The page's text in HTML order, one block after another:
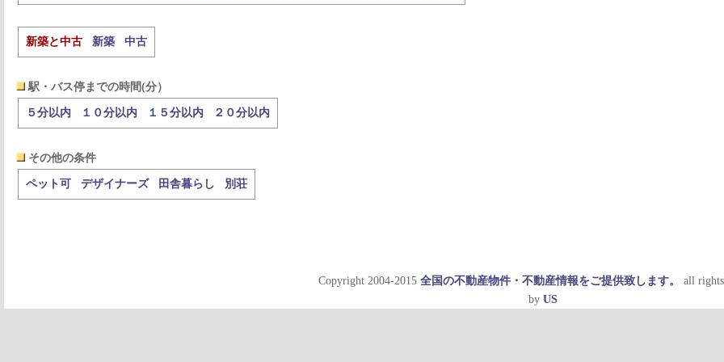
新築と中古 新築 中古
駅・バス停までの時間(分）
５分以内 １０分以内 １５分以内 ２０分以内
その他の条件
ペット可 デザイナーズ 田舎暮らし 別荘
Copyright 2004-2015 全国の不動産物件・不動産情報をご提供致します。
all rights
by US